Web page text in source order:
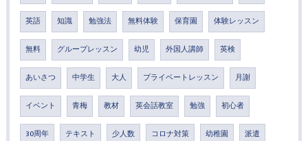
英語 知識 勉強法 無料体験 保育園 体験レッスン
無料 グループレッスン 幼児 外国人講師 英検
あいさつ 中学生 大人 プライベートレッスン 月謝
イベント 青梅 教材 英会話教室 勉強 初心者
30周年 テキスト 少人数 コロナ対策 幼稚園 派遣